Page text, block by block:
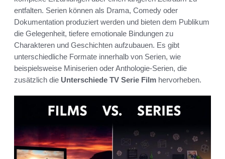
entfalten. Serien können als Drama, Comedy oder
Dokumentation produziert werden und bieten dem Publikum
die Gelegenheit, tiefere emotionale Bindungen zu
Charakteren und Geschichten aufzubauen. Es gibt
unterschiedliche Formate innerhalb von Serien, wie
beispielsweise Miniserien oder Anthologie-Serien, die
zusätzlich die Unterschiede TV Serie Film hervorheben.